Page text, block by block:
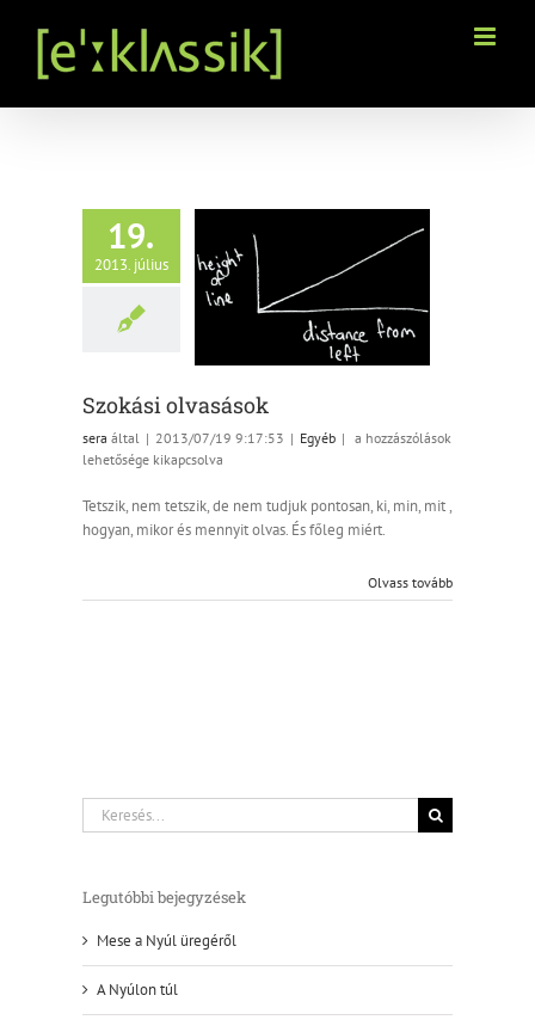
19.
2013. július
Szokási olvasások
Szokási olvasások
sera által | 2013/07/19 9:17:53 | Egyéb | Szokási
a hozzászólások
lehetősége kikapcsolva
Tetszik, nem tetszik, de nem tudjuk pontosan, ki, min, mit ,
hogyan, mikor és mennyit olvas. És főleg miért.
Olvass tovább
Keresés...
Legutóbbi bejegyzések
Mese a Nyúl üregéről
A Nyúlon túl